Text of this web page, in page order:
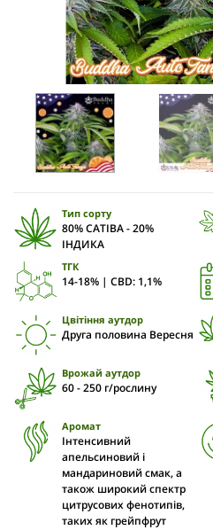
Тип сорту
80% САТІВА - 20%
ІНДИКА
ТГК
14-18% | CBD: 1,1%
Цвітіння аутдор
Друга половина Вересня
Врожай аутдор
60 - 250 г/рослину
Аромат
Інтенсивний
апельсиновий і
мандариновий смак, а
також широкий спектр
цитрусових фенотипів,
таких як грейпфрут